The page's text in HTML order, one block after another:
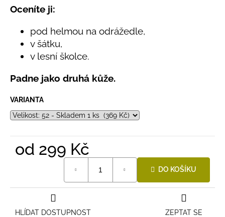
Oceníte ji:
pod helmou na odrážedle,
v šátku,
v lesní školce.
Padne jako druhá kůže.
VARIANTA
od 299 Kč
DO KOŠÍKU
ZEPTAT SE
HLÍDAT DOSTUPNOST
e
KLOBOUČEK
S
UV
BÍLÝ
Kč